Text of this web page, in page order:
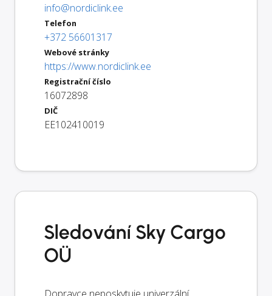
info@nordiclink.ee
Telefon
+372 56601317
Webové stránky
https://www.nordiclink.ee
Registrační číslo
16072898
DIČ
EE102410019
Sledování Sky Cargo
OÜ